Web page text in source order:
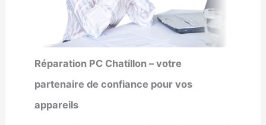
Réparation PC Chatillon – votre
partenaire de confiance pour vos
appareils